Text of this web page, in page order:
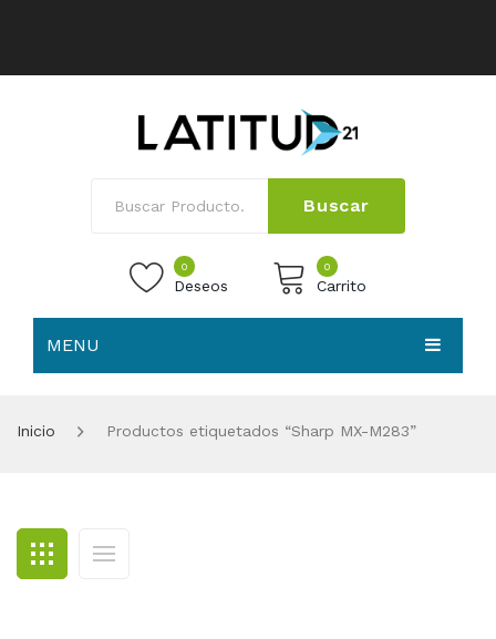
Buscar
0
Deseos
0
Carrito
MENU
BLOG
CONTACTO
Inicio Productos etiquetados “Sharp MX-M283”